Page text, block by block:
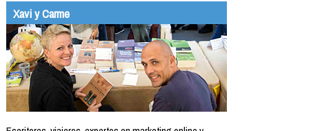
Xavi y Carme